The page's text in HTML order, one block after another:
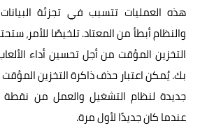
هذه العمليات تتسبب في تجزئة
والنظام أبطأ من المعتاد. تلخيصًا للأمر،
بك. يُمكن اعتبار حذف ذاكرة التخزين
جديدة لنظام التشغيل والعمل من نقطة
عندما كان جديدًا لأول مرة.